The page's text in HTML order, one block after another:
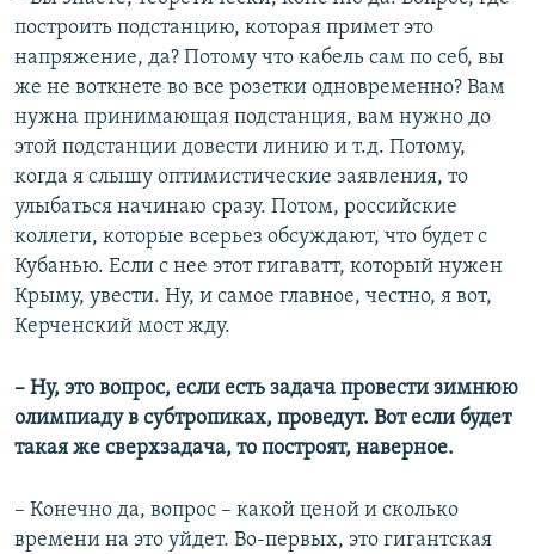
построить подстанцию, которая примет это
напряжение, да? Потому что кабель сам по себ, вы
же не воткнете во все розетки одновременно? Вам
нужна принимающая подстанция, вам нужно до
этой подстанции довести линию и т.д. Потому,
когда я слышу оптимистические заявления, то
улыбаться начинаю сразу. Потом, российские
коллеги, которые всерьез обсуждают, что будет с
Кубанью. Если с нее этот гигаватт, который нужен
Крыму, увести. Ну, и самое главное, честно, я вот,
Керченский мост жду.
– Ну, это вопрос, если есть задача провести зимнюю
олимпиаду в субтропиках, проведут. Вот если будет
такая же сверхзадача, то построят, наверное.
– Конечно да, вопрос – какой ценой и сколько
времени на это уйдет. Во-первых, это гигантская